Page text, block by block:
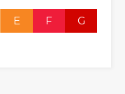
E F G